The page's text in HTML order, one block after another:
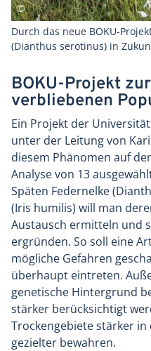
Durch das neue BOKU-
(Dianthus serotinus) in
BOKU-Projekt
verbliebenen
Ein Projekt der
unter der Leitung von
diesem Phänomen auf
Analyse von 13
Späten Federnelke
(Iris humilis) will man
Austausch ermitteln und
ergründen. So soll eine
mögliche Gefahren
überhaupt eintreten.
genetische Hintergrund
stärker berücksichtigt
Trockengebiete stärker in
gezielter bewahren.